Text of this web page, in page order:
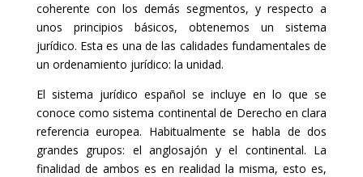
coherente con los demás segmentos, y respecto a
unos principios básicos, obtenemos un sistema
jurídico. Esta es una de las calidades fundamentales de
un ordenamiento jurídico: la unidad.
El sistema jurídico español se incluye en lo que se
conoce como sistema continental de Derecho en clara
referencia europea. Habitualmente se habla de dos
grandes grupos: el anglosajón y el continental. La
finalidad de ambos es en realidad la misma, esto es,